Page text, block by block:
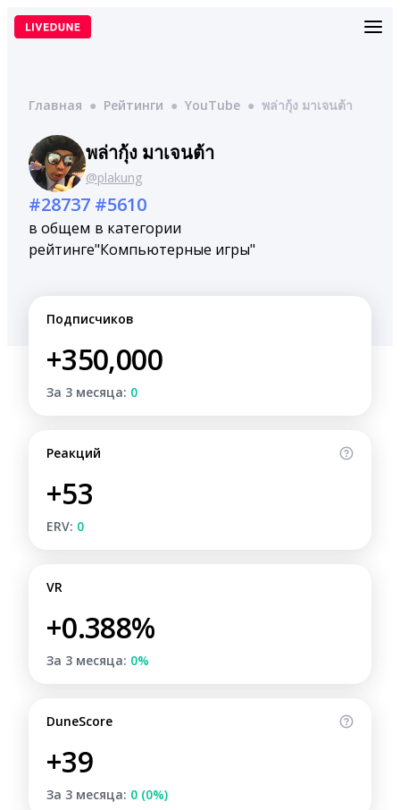
Перейти
Главная ● Рейтинги ● YouTube ● พล่ากุ้ง มาเจนต้า
พล่ากุ้ง มาเจนต้า
@plakung
#28737
в общем
рейтинге
#5610
в категории
"Компьютерные игры"
Подписчиков
+350,000
За 3 месяца: 0
Реакций
+53
ERV: 0
VR
+0.388%
За 3 месяца: 0%
DuneScore
+39
За 3 месяца: 0 (0%)